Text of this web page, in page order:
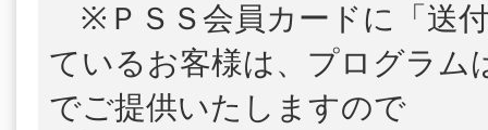
※ＰＳＳ会員カードに「送
ているお客様は、プログラム
でご提供いたしますので